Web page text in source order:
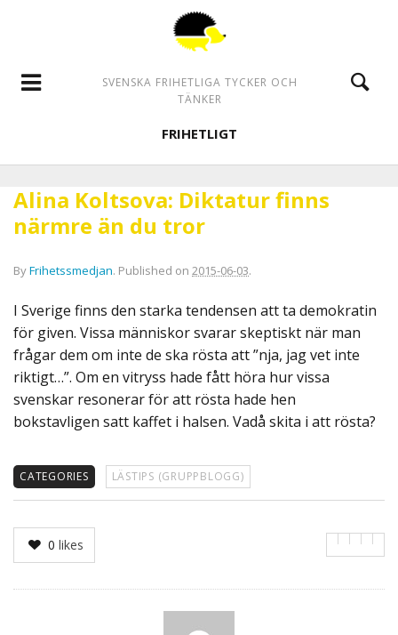
SVENSKA FRIHETLIGA TYCKER OCH
TÄNKER
FRIHETLIGT
Alina Koltsova: Diktatur finns
närmre än du tror
ByFrihetssmedjan. Published on 2015-06-03.
I Sverige finns den starka tendensen att ta demokratin
för given. Vissa människor svarar skeptiskt när man
frågar dem om inte de ska rösta att ”nja, jag vet inte
riktigt…”. Om en vitryss hade fått höra hur vissa
svenskar resonerar för att rösta hade hen
bokstavligen satt kaffet i halsen. Vadå skita i att rösta?
CATEGORIES LÄSTIPS (GRUPPBLOGG)
0 likes